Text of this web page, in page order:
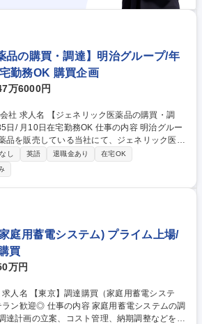
品の購買・調達】明治グループ/年
勤務OK 購買企画
万6000円
購買・調
宅勤務OK 仕事の内容 明治グルー
品を販売している当社にて、ジェネリック医薬
します。 （製造は国内外関連会社あるいは国内
と販売予測の立
購入計画の立案 ■製造委託先に対する注文書・
管理、代金支払い ■製品の保管・輸送等につい
在庫管理 募集職種 【ジェネリッ
治グループ/年休135日/ 月10日在宅勤務OK
し 英語 退職金あり
在宅OK
庭用蓄電システム) プライム上場/
買
万円
用蓄電システムの調
達計画の立案、コスト管理、納期調整などを通